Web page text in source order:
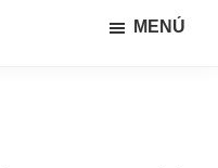
MENÚ